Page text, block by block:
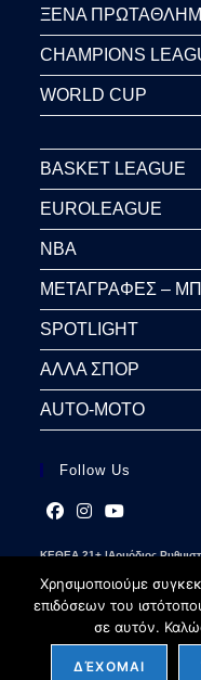
ΞΕΝΑ
CHAMPIONS
WORLD CUP
BASKET LEAGUE
EUROLEAGUE
NBA
ΜΕΤΑΓΡΑΦΕΣ –
SPOTLIGHT
ΑΛΛΑ ΣΠΟΡ
AUTO-MOTO
Follow Us
in
a
new
in
a
new
tab
in
a
new
tab
ΚΕΘΕΑ 21+ |Αρμόδιος
Χρησιμοποιούμε
επιδόσεων του
σε αυτόν.
ΔΈΧΟΜΑΙ